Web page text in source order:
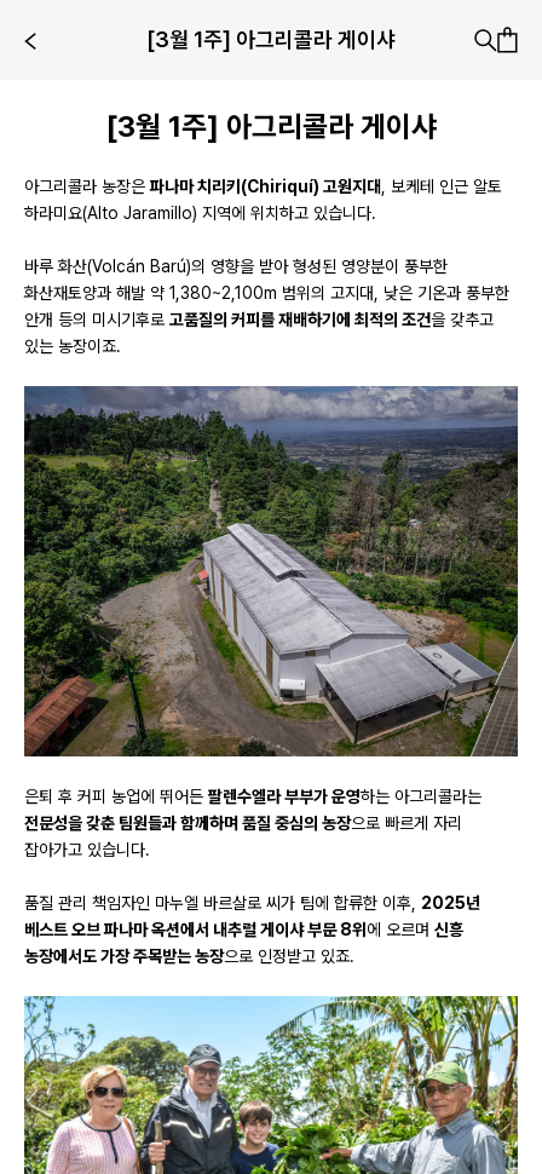
[3월 1주] 아그리콜라 게이샤
[3월 1주] 아그리콜라 게이샤
아그리콜라 농장은파나마 치리키(Chiriquí) 고원지대
, 보케테 인근 알토
하라미요(Alto Jaramillo) 지역에 위치하고 있습니다.
바루 화산(Volcán Barú)의 영향을 받아 형성된 영양분이 풍부한
화산재토양과 해발 약 1,380~2,100m 범위의 고지대, 낮은 기온과 풍부한
안개 등의 미시기후로 고품질의 커피를 재배하기에 최적의 조건을 갖추고
있는 농장이죠.
은퇴 후 커피 농업에 뛰어든팔렌수엘라 부부가 운영하는 아그리콜라는
전문성을 갖춘 팀원들과 함께하며 품질 중심의 농장으로 빠르게 자리
잡아가고 있습니다.
품질 관리 책임자인 마누엘 바르살로 씨가 팀에 합류한 이후, 2025년
베스트 오브 파나마 옥션에서 내추럴 게이샤 부문 8위 에 오르며 신흥
농장에서도 가장 주목받는 농장으로 인정받고 있죠.